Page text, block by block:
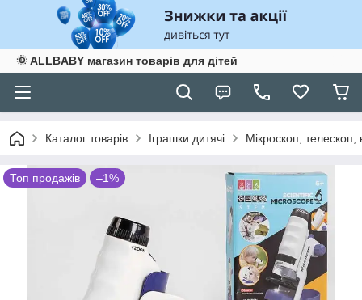
🌞 ALLBABY магазин товарів для дітей
Каталог товарів Іграшки дитячі Мікроскоп, телескоп,
Топ продажів –1%